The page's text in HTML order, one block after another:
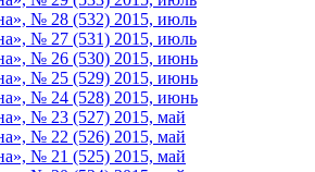
№ 28 (532) 2015, июль
№ 27 (531) 2015, июль
№ 26 (530) 2015, июнь
№ 25 (529) 2015, июнь
№ 24 (528) 2015, июнь
№ 23 (527) 2015, май
№ 22 (526) 2015, май
№ 21 (525) 2015, май